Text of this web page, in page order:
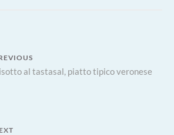
al tastasal, piatto tipico veronese